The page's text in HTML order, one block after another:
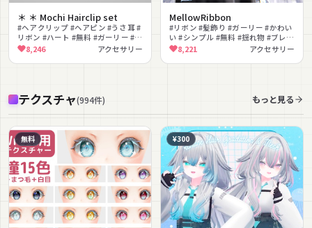
＊ ＊ Mochi Hairclip set
#ヘアクリップ #ヘアピン #うさ耳 #
リボン #ハート #無料 #ガーリー #ゆ
めかわいい #クリスタル #髪飾り
8,246 アクセサリー
MellowRibbon
#リボン #髪飾り #ガーリー #かわい
い #シンプル #無料 #揺れ物 #ブレン
ドシェイプ #改変 #撮影向け
8,221 アクセサリー
テクスチャ(994件) もっと見る
無料 ¥300